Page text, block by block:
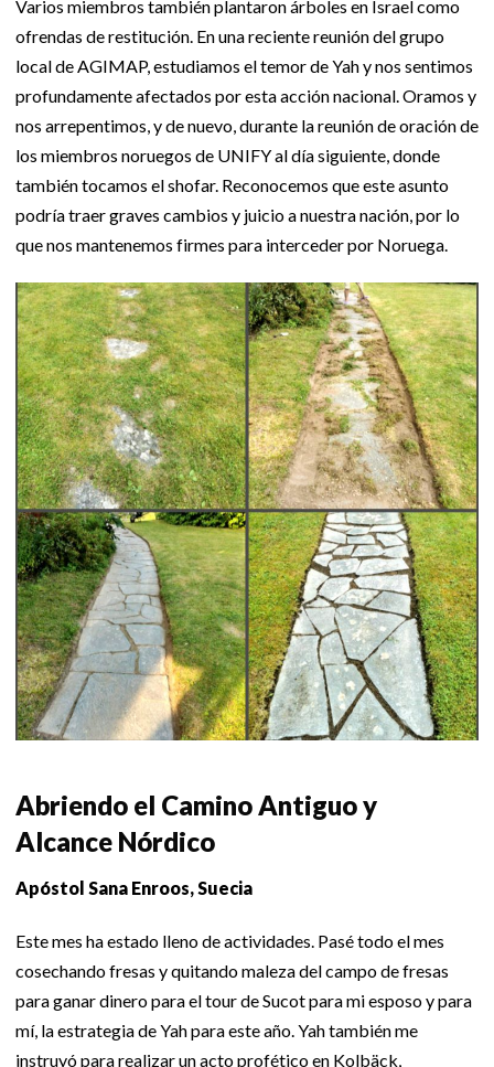
Varios miembros también plantaron árboles en Israel como
ofrendas de restitución. En una reciente reunión del grupo
local de AGIMAP, estudiamos el temor de Yah y nos sentimos
profundamente afectados por esta acción nacional. Oramos y
nos arrepentimos, y de nuevo, durante la reunión de oración de
los miembros noruegos de UNIFY al día siguiente, donde
también tocamos el shofar. Reconocemos que este asunto
podría traer graves cambios y juicio a nuestra nación, por lo
que nos mantenemos firmes para interceder por Noruega.
Abriendo el Camino Antiguo y
Alcance Nórdico
Apóstol Sana Enroos, Suecia
Este mes ha estado lleno de actividades. Pasé todo el mes
cosechando fresas y quitando maleza del campo de fresas
para ganar dinero para el tour de Sucot para mi esposo y para
mí, la estrategia de Yah para este año. Yah también me
instruyó para realizar un acto profético en Kolbäck,